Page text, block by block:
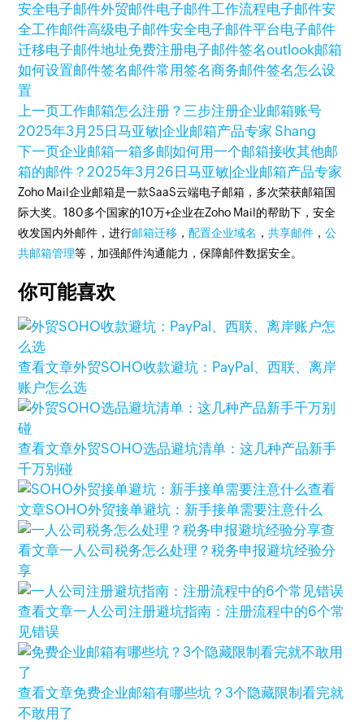
安全电子邮件外贸邮件电子邮件工作流程电子邮件安
全工作邮件高级电子邮件安全电子邮件平台电子邮件
迁移电子邮件地址免费注册电子邮件签名outlook邮箱
如何设置邮件签名邮件常用签名商务邮件签名怎么设
置
上一页工作邮箱怎么注册？三步注册企业邮箱账号
2025年3月25日马亚敏|企业邮箱产品专家 Shang
下一页企业邮箱一箱多邮|如何用一个邮箱接收其他邮
箱的邮件？2025年3月26日马亚敏|企业邮箱产品专家
Zoho Mail企业邮箱是一款SaaS云端电子邮箱，多次荣获邮箱国
际大奖。180多个国家的10万+企业在Zoho Mail的帮助下，安全
收发国内外邮件，进行邮箱迁移 ，配置企业域名 ，共享邮件 ，公
共邮箱管理等，加强邮件沟通能力，保障邮件数据安全。
你可能喜欢
查看文章外贸SOHO收款避坑：PayPal、西联、离岸
账户怎么选
查看文章外贸SOHO选品避坑清单：这几种产品新手
千万别碰
查看
文章SOHO外贸接单避坑：新手接单需要注意什么
查
看文章一人公司税务怎么处理？税务申报避坑经验分
享
查看文章一人公司注册避坑指南：注册流程中的6个常
见错误
查看文章免费企业邮箱有哪些坑？3个隐藏限制看完就
不敢用了